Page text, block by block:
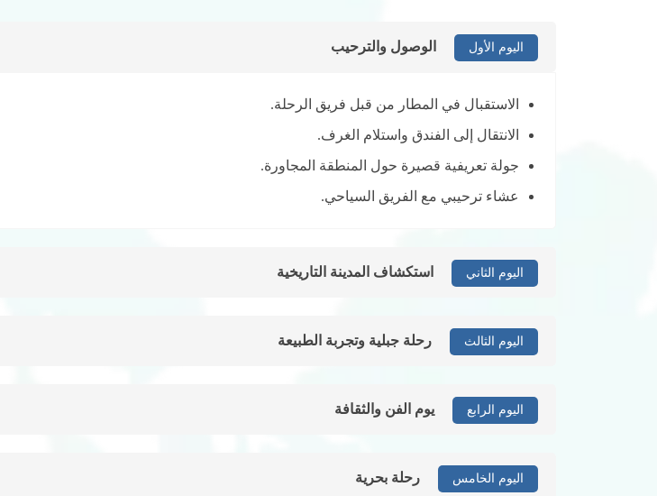
اليوم الأول الوصول والترحيب
الاستقبال في المطار من قبل فريق الرحلة.
الانتقال إلى الفندق واستلام الغرف.
جولة تعريفية قصيرة حول المنطقة المجاورة.
عشاء ترحيبي مع الفريق السياحي.
اليوم الثاني استكشاف المدينة التاريخية
اليوم الثالث رحلة جبلية وتجربة الطبيعة
اليوم الرابع يوم الفن والثقافة
اليوم الخامس رحلة بحرية